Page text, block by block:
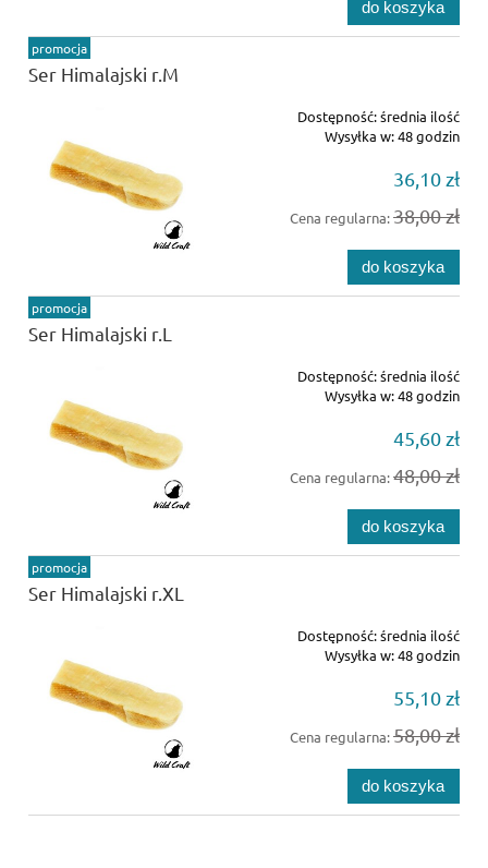
do koszyka
Ser Himalajski r.M
Dostępność:średnia ilość
Wysyłka w:48 godzin
36,10 zł
Cena regularna:38,00 zł
do koszyka
promocja
Ser Himalajski r.L
Dostępność:średnia ilość
Wysyłka w:48 godzin
45,60 zł
Cena regularna:48,00 zł
do koszyka
promocja
Ser Himalajski r.XL
Dostępność:średnia ilość
Wysyłka w:48 godzin
55,10 zł
Cena regularna:58,00 zł
do koszyka
promocja